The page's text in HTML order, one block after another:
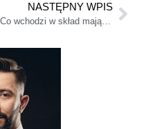
NASTĘPNY WPIS
Co wchodzi w skład majątku wspólnego